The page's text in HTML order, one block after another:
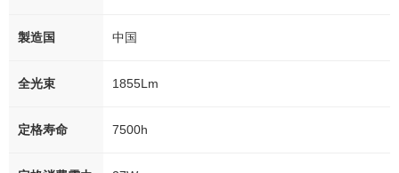
製造国 中国
全光束 1855Lm
定格寿命 7500h